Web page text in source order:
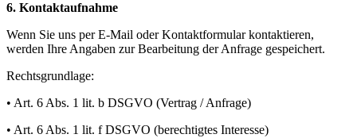
6. Kontaktaufnahme
Wenn Sie uns per E-Mail oder Kontaktformular kontaktieren,
werden Ihre Angaben zur Bearbeitung der Anfrage gespeichert.
Rechtsgrundlage:
• Art. 6 Abs. 1 lit. b DSGVO (Vertrag / Anfrage)
• Art. 6 Abs. 1 lit. f DSGVO (berechtigtes Interesse)